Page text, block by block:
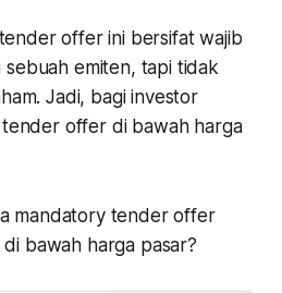
offer ini bersifat wajib
emiten, tapi tidak
Jadi, bagi investor
offer di bawah harga
mandatory tender offer
di bawah harga pasar?